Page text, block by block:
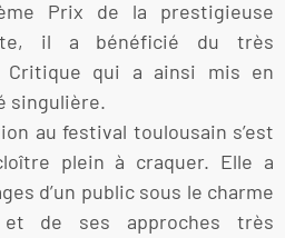
Prix de la prestigieuse
il a bénéficié du très
Critique qui a ainsi mis en
singulière.
au festival toulousain s’est
plein à craquer. Elle a
d’un public sous le charme
de ses approches très